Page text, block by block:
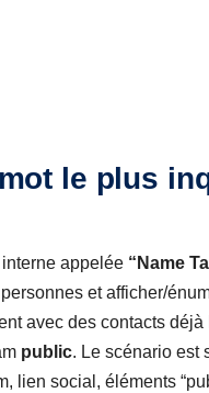
le plus
appelée “Name
et afficher/
avec des contacts déjà
public. Le scénario est
lien social, éléments